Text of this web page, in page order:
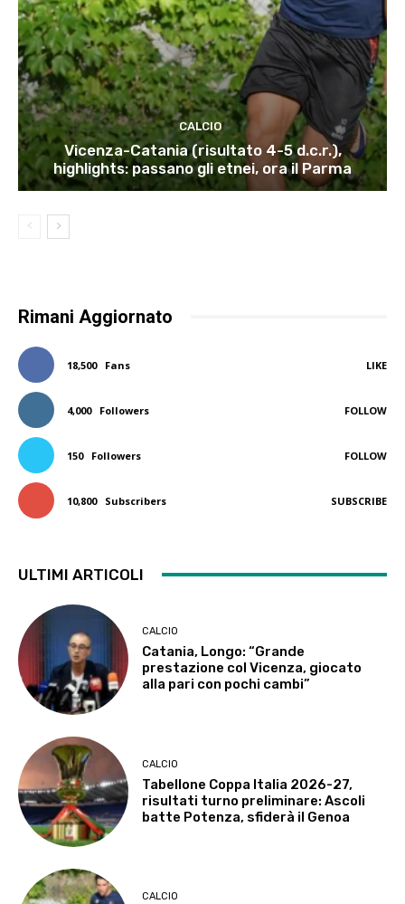
CALCIO
Vicenza-Catania (risultato 4-5 d.c.r.),
highlights: passano gli etnei, ora il Parma
Rimani Aggiornato
18,500 Fans LIKE
4,000 Followers FOLLOW
150 Followers FOLLOW
10,800 Subscribers SUBSCRIBE
ULTIMI ARTICOLI
CALCIO
Catania, Longo: “Grande
prestazione col Vicenza, giocato
alla pari con pochi cambi”
CALCIO
Tabellone Coppa Italia 2026-27,
risultati turno preliminare: Ascoli
batte Potenza, sfiderà il Genoa
CALCIO